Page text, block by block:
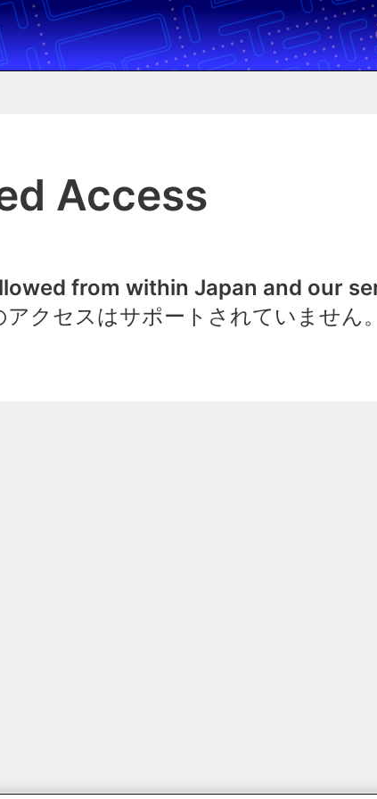
Access
from within Japan and our
クセスはサポートされていません。